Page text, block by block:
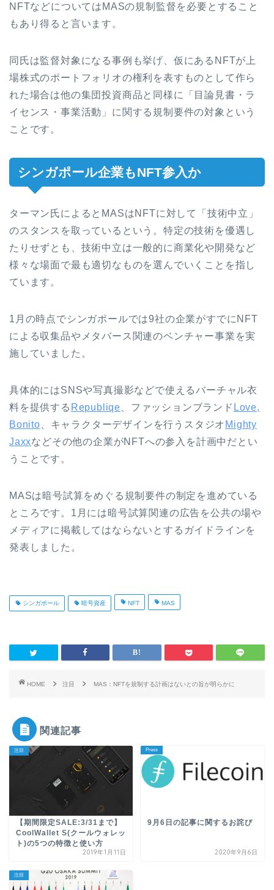
NFTなどについてはMASの規制監督を必要とすること
もあり得ると言います。
同氏は監督対象になる事例も挙げ、仮にあるNFTが上
場株式のポートフォリオの権利を表すものとして作ら
れた場合は他の集団投資商品と同様に「目論見書・ラ
イセンス・事業活動」に関する規制要件の対象という
ことです。
シンガポール企業もNFT参入か
ターマン氏によるとMASはNFTに対して「技術中立」
のスタンスを取っているという。特定の技術を優遇し
たりせずとも、技術中立は一般的に商業化や開発など
様々な場面で最も適切なものを選んでいくことを指し
ています。
1月の時点でシンガポールでは9社の企業がすでにNFT
による収集品やメタバース関連のベンチャー事業を実
施していました。
具体的にはSNSや写真撮影などで使えるバーチャル衣
料を提供する Republiqe 、ファッションブランド Love,
Bonito 、キャラクターデザインを行うスタジオ Mighty
Jaxxなどその他の企業がNFTへの参入を計画中だとい
うことです。
MASは暗号試算をめぐる規制要件の制定を進めている
ところです。1月には暗号試算関連の広告を公共の場や
メディアに掲載してはならないとするガイドラインを
発表しました。
シンガポール 暗号資産 NFT MAS
HOME 注目 MAS：NFTを規制する計画はないとの旨が明らかに
関連記事
注目
【期間限定SALE:3/31まで】
CoolWallet S(クールウォレッ
ト)の5つの特徴と使い方
2019年1月11日
Press
9月6日の記事に関するお詫び
2020年9月6日
注目